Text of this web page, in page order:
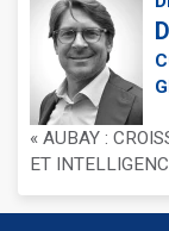
« AUBAY :
ET